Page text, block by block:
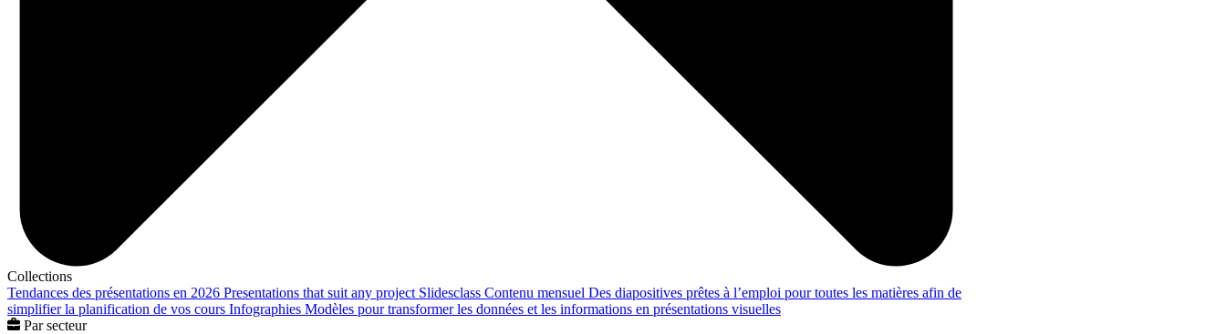
Collections
Tendances des présentations en 2026 Presentations that suit any project Slidesclass Contenu mensuel Des diapositives prêtes à l’emploi pour toutes les matières afin de
simplifier la planification de vos cours Infographies Modèles pour transformer les données et les informations en présentations visuelles
Par secteur